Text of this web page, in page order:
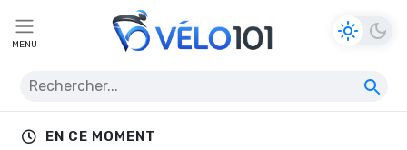
MENU
EN CE MOMENT